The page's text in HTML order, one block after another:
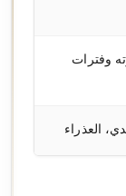
وفترات
العذراء